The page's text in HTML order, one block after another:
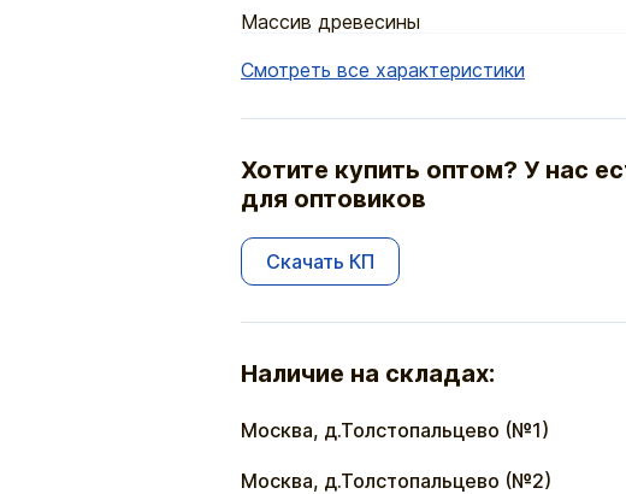
Массив древесины
Смотреть все характеристики
Хотите купить оптом? У нас
для оптовиков
Скачать КП
Наличие на складах:
Москва, д.Толстопальцево (№1)
Москва, д.Толстопальцево (№2)